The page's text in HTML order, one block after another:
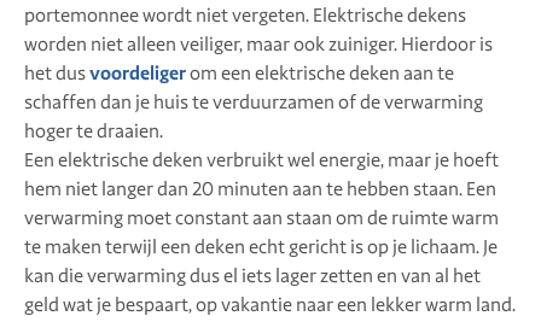
portemonnee wordt niet vergeten. Elektrische dekens
worden niet alleen veiliger, maar ook zuiniger. Hierdoor is
het dusvoordeligerom een elektrische deken aan te
schaffen dan je huis te verduurzamen of de verwarming
hoger te draaien.
Een elektrische deken verbruikt wel energie, maar je hoeft
hem niet langer dan 20 minuten aan te hebben staan. Een
verwarming moet constant aan staan om de ruimte warm
te maken terwijl een deken echt gericht is op je lichaam. Je
kan die verwarming dus el iets lager zetten en van al het
geld wat je bespaart, op vakantie naar een lekker warm land.